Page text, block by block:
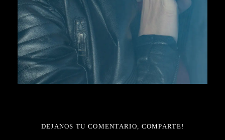
DEJANOS TU COMENTARIO, COMPARTE!